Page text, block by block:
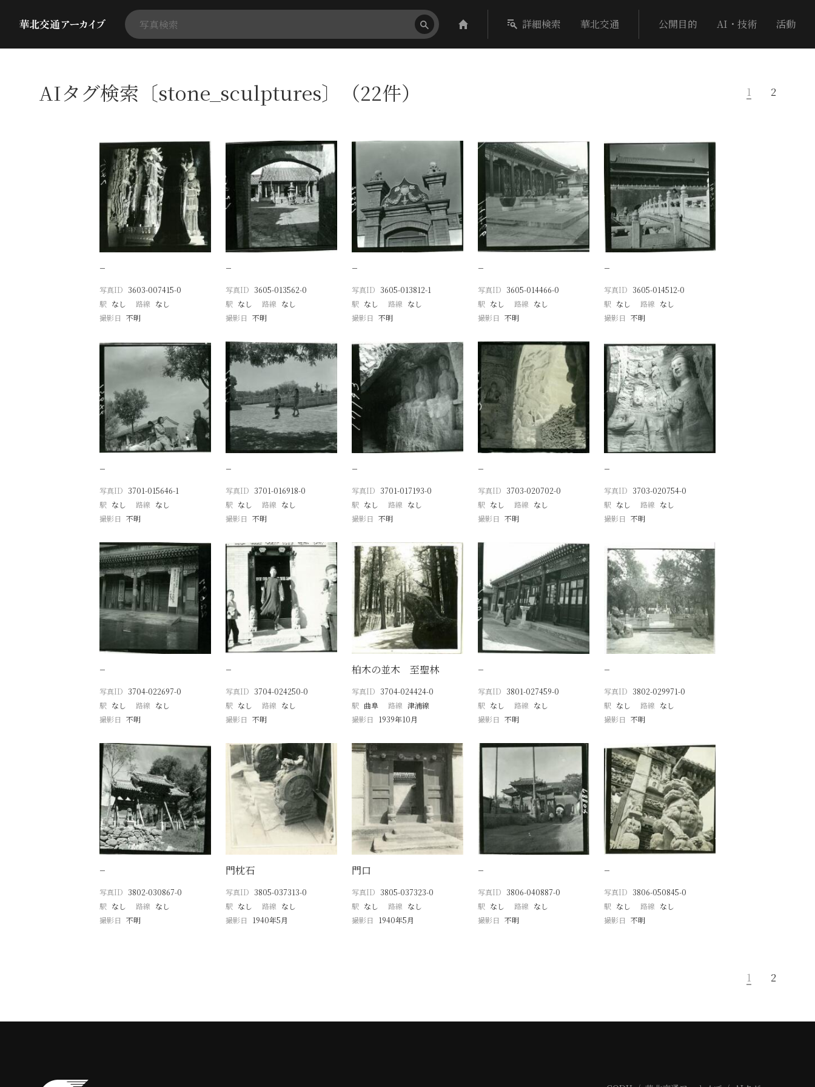
詳細検索 華北交通 公開目的 AI・技術 活動
AIタグ検索〔stone_sculptures〕（22件） 1 2
−
写真ID 3603-007415-0
駅 なし 路線 なし
撮影日 不明
−
写真ID 3605-013562-0
駅 なし 路線 なし
撮影日 不明
−
写真ID 3605-013812-1
駅 なし 路線 なし
撮影日 不明
−
写真ID 3605-014466-0
駅 なし 路線 なし
撮影日 不明
−
写真ID 3605-014512-0
駅 なし 路線 なし
撮影日 不明
−
写真ID 3701-015646-1
駅 なし 路線 なし
撮影日 不明
−
写真ID 3701-016918-0
駅 なし 路線 なし
撮影日 不明
−
写真ID 3701-017193-0
駅 なし 路線 なし
撮影日 不明
−
写真ID 3703-020702-0
駅 なし 路線 なし
撮影日 不明
−
写真ID 3703-020754-0
駅 なし 路線 なし
撮影日 不明
−
写真ID 3704-022697-0
駅 なし 路線 なし
撮影日 不明
−
写真ID 3704-024250-0
駅 なし 路線 なし
撮影日 不明
柏木の並木 至聖林
写真ID 3704-024424-0
駅 曲阜 路線 津浦線
撮影日
1939年10月
−
写真ID 3801-027459-0
駅 なし 路線 なし
撮影日 不明
−
写真ID 3802-029971-0
駅 なし 路線 なし
撮影日 不明
−
写真ID 3802-030867-0
駅 なし 路線 なし
撮影日 不明
門枕石
写真ID 3805-037313-0
駅 なし 路線 なし
撮影日
1940年5月
門口
写真ID 3805-037323-0
駅 なし 路線 なし
撮影日
1940年5月
−
写真ID 3806-040887-0
駅 なし 路線 なし
撮影日 不明
−
写真ID 3806-050845-0
駅 なし 路線 なし
撮影日 不明
1 2